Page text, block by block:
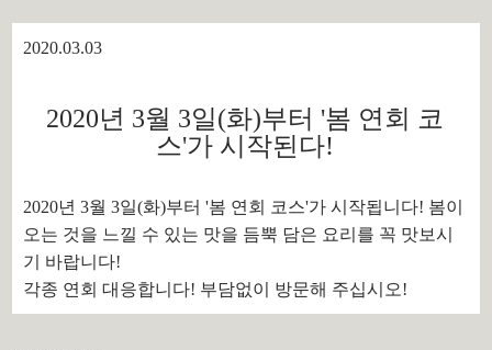
2020.03.03
2020년 3월 3일(화)부터 '봄 연회 코
스'가 시작된다!
2020년 3월 3일(화)부터 '봄 연회 코스'가 시작됩니다! 봄이
오는 것을 느낄 수 있는 맛을 듬뿍 담은 요리를 꼭 맛보시
기 바랍니다!
각종 연회 대응합니다! 부담없이 방문해 주십시오!